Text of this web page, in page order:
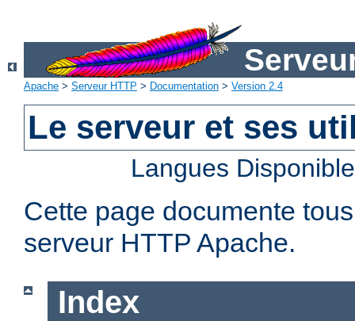
Apache > Serveur HTTP > Documentation > Version 2.4
Le serveur et ses
Langues
Cette page documente
serveur HTTP Apache.
Index